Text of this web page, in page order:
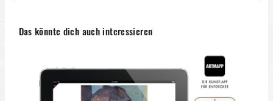
Das könnte dich auch interessieren